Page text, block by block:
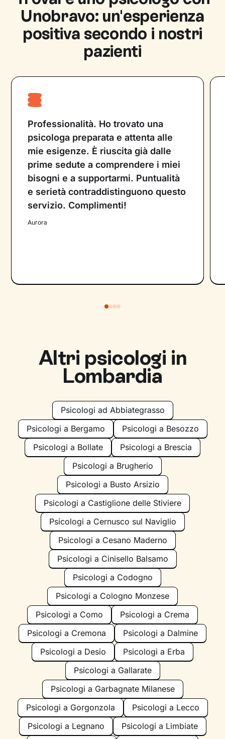
uno psicologo o psichiatra che utilizza diverse
tecniche psicoterapeutiche su cui è
specializzato, per fornire supporto
psicologico. Entrambe le figure professionali
lavorano con l’obiettivo di migliorare la vita
Unobravo: un'esperienza
positiva secondo i nostri
pazienti
Professionalità. Ho trovato una
psicologa preparata e attenta alle
mie esigenze. È riuscita già dalle
prime sedute a comprendere i miei
bisogni e a supportarmi. Puntualità
e serietà contraddistinguono questo
servizio. Complimenti!
Aurora
Altri psicologi in
Lombardia
Psicologi ad Abbiategrasso
Psicologi a Bergamo
Psicologi a Besozzo
Psicologi a Bollate
Psicologi a Brescia
Psicologi a Brugherio
Psicologi a Busto Arsizio
Psicologi a Castiglione delle Stiviere
Psicologi a Cernusco sul Naviglio
Psicologi a Cesano Maderno
Psicologi a Cinisello Balsamo
Psicologi a Codogno
Psicologi a Cologno Monzese
Psicologi a Como
Psicologi a Crema
Psicologi a Cremona
Psicologi a Dalmine
Psicologi a Desio
Psicologi a Erba
Psicologi a Gallarate
Psicologi a Garbagnate Milanese
Psicologi a Gorgonzola
Psicologi a Lecco
Psicologi a Legnano
Psicologi a Limbiate